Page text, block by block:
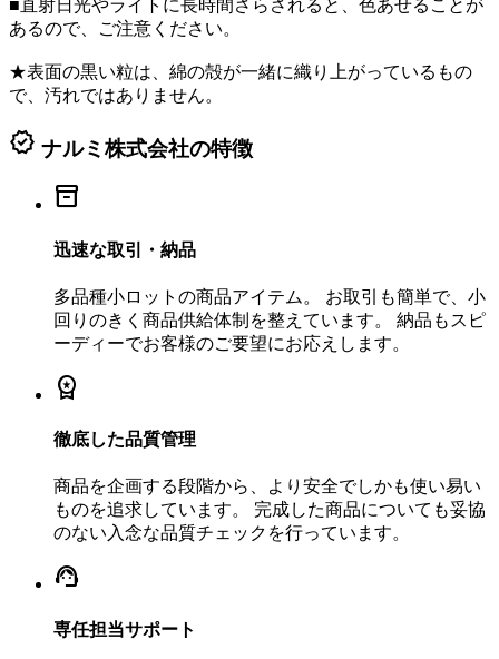
■直射日光やライトに長時間さらされると、色あせることが
あるので、ご注意ください。
★表面の黒い粒は、綿の殻が一緒に織り上がっているもの
で、汚れではありません。
verified ナルミ株式会社の特徴
inventory_2
迅速な取引・納品
多品種小ロットの商品アイテム。 お取引も簡単で、小
回りのきく商品供給体制を整えています。 納品もスピ
ーディーでお客様のご要望にお応えします。
workspace_premium
徹底した品質管理
商品を企画する段階から、より安全でしかも使い易い
ものを追求しています。 完成した商品についても妥協
のない入念な品質チェックを行っています。
support_agent
専任担当サポート